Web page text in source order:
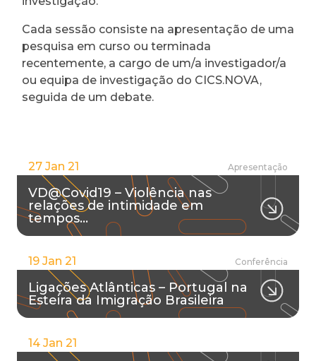
Cada sessão consiste na apresentação de uma
pesquisa em curso ou terminada
recentemente, a cargo de um/a investigador/a
ou equipa de investigação do CICS.NOVA,
seguida de um debate.
27 Jan 21 Apresentação
VD@Covid19 – Violência nas
relações de intimidade em
tempos…
19 Jan 21 Conferência
Ligações Atlânticas – Portugal na
Esteira da Imigração Brasileira
14 Jan 21